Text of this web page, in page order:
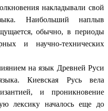
накладывали свой
Наибольший наплыв
обычно, в периоды
и научно-технических
на язык Древней Руси
Киевская Русь вела
и проникновение
лексику началось еще до